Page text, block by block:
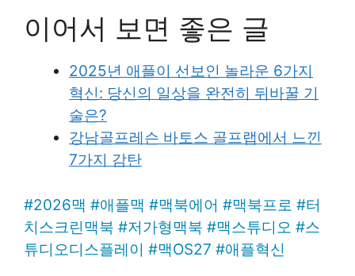
이어서 보면 좋은 글
2025년 애플이 선보인 놀라운 6가지
혁신: 당신의 일상을 완전히 뒤바꿀 기
술은?
강남골프레슨 바토스 골프랩에서 느낀
7가지 감탄
#2026맥 #애플맥 #맥북에어 #맥북프로 #터
치스크린맥북 #저가형맥북 #맥스튜디오 #스
튜디오디스플레이 #맥OS27 #애플혁신